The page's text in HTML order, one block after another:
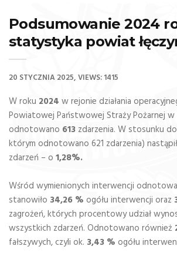
Podsumowanie 2024
statystyka powiat
20 STYCZNIA 2025 VIEWS: 1415
W roku 2024 w rejonie działania
Powiatowej Państwowej Straży Pożarnej w
odnotowano 613 zdarzenia. W stosunku
którym odnotowano 621 zdarzenia)
zdarzeń – o 1,28%.
Wśród wymienionych interwencji
stanowiło 34,26 % ogółu interwencji oraz
zagrożeń, których procentowy udział
wszystkich zdarzeń. Odnotowano również
fałszywych, czyli ok. 3,43 % ogółu